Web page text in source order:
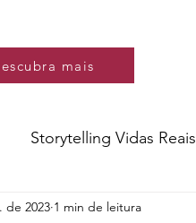
maismais
Storytelling Vidas Reais
e video Versos
de 2023 1 min de leitura